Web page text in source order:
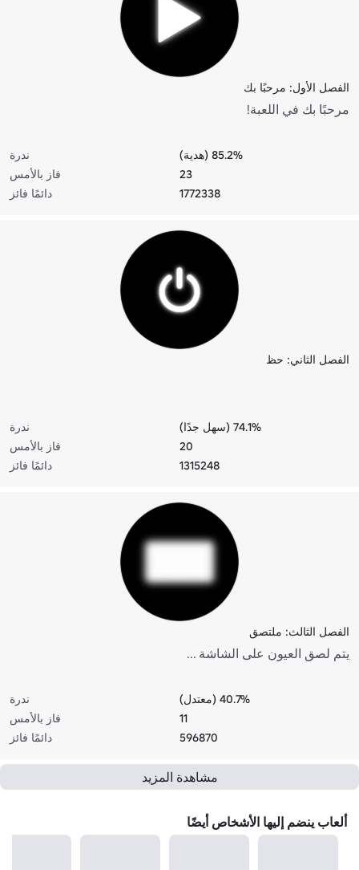
الفصل الأول: مرحبًا بك
مرحبًا بك في اللعبة!
ندرة
85.2% (هدية)
فاز بالأمس
23
دائمًا فائز
1772338
الفصل الثاني: حظ
ندرة
74.1% (سهل جدًا)
فاز بالأمس
20
دائمًا فائز
1315248
الفصل الثالث: ملتصق
يتم لصق العيون على الشاشة ...
ندرة
40.7% (معتدل)
فاز بالأمس
11
دائمًا فائز
596870
مشاهدة المزيد
ألعاب ينضم إليها الأشخاص أيضًا